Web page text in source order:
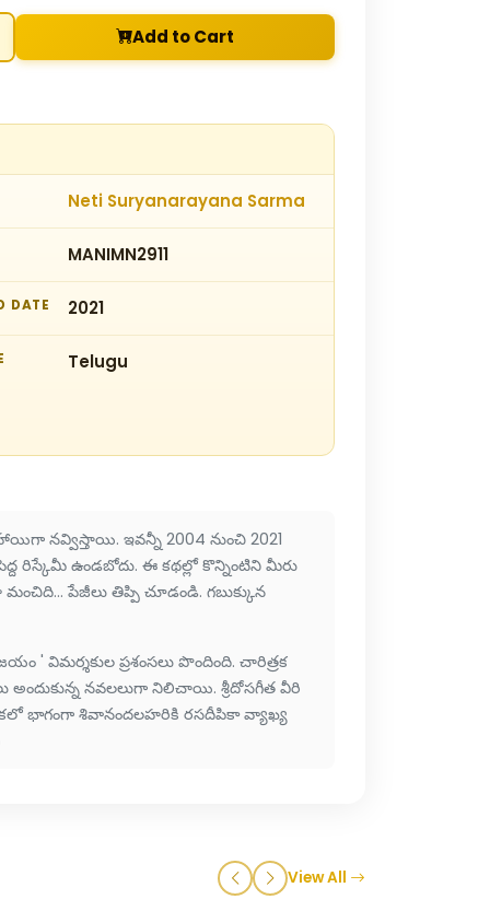
Add to Cart
Neti Suryanarayana Sarma
MANIMN2911
DATE 2021
Telugu
ఇవన్నీ 2004 నుంచి 2021
రిస్కేమీ ఉండబోదు. ఈ కథల్లో కొన్నింటిని మీరు
పేజీలు తిప్పి చూడండి. గబుక్కున
విమర్శకుల ప్రశంసలు పొందింది. చారిత్రక
అందుకున్న నవలలుగా నిలిచాయి. శ్రీదోసగీత వీరి
భాగంగా శివానందలహరికి రసదీపికా వ్యాఖ్య
View All